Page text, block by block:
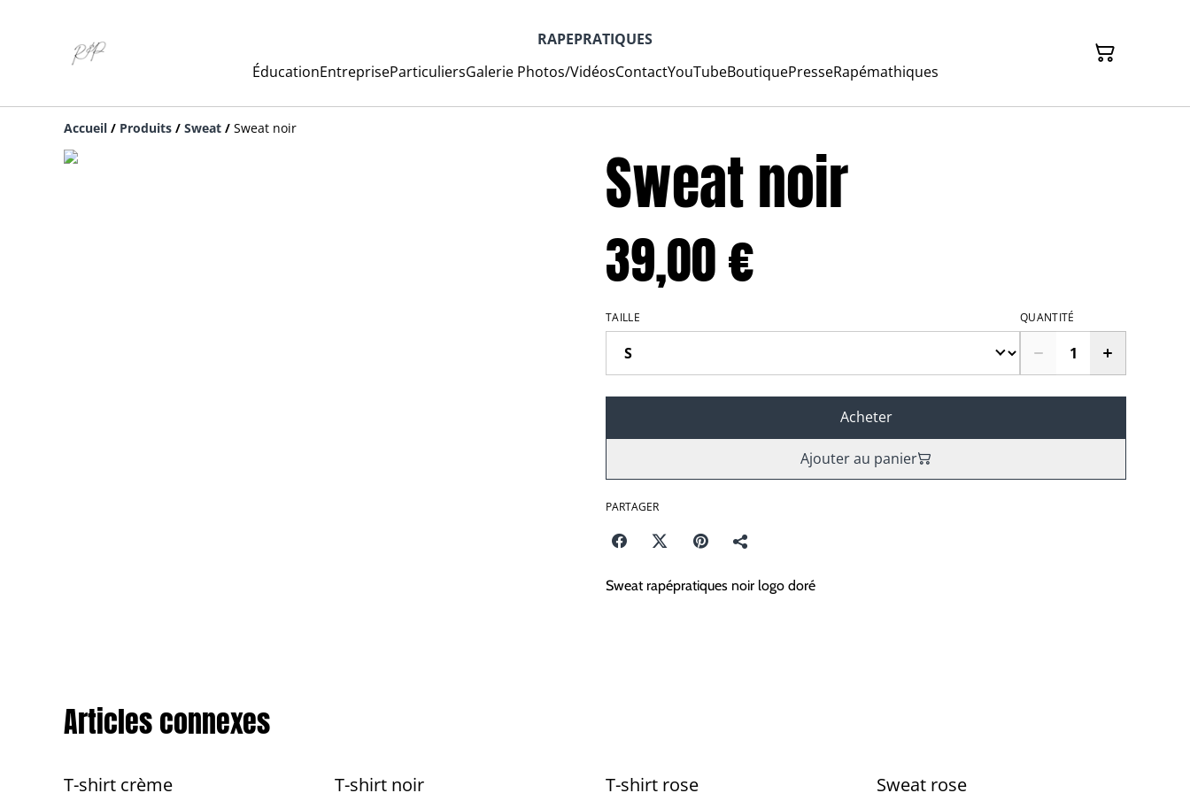
RAPEPRATIQUES
ÉducationEntrepriseParticuliersGalerie Photos/VidéosContactYouTubeBoutiquePresseRapémathiques
Accueil / Produits / Sweat / Sweat noir
Sweat noir
39,00 €
TAILLE QUANTITÉ
Acheter
Ajouter au panier
PARTAGER
Sweat rapépratiques noir logo doré
Articles connexes
T-shirt crème T-shirt noir T-shirt rose Sweat rose